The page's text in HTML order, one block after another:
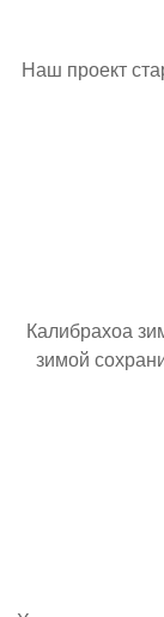
Наш проект
Калибрахоа
зимой